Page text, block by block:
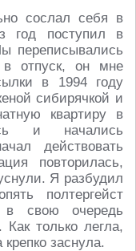
сослал себя в
год поступил в
переписывались
отпуск, он мне
в 1994 году
сибирячкой и
квартиру в
и начались
действовать
повторилась,
Я разбудил
полтергейст
свою очередь
только легла,
заснула.